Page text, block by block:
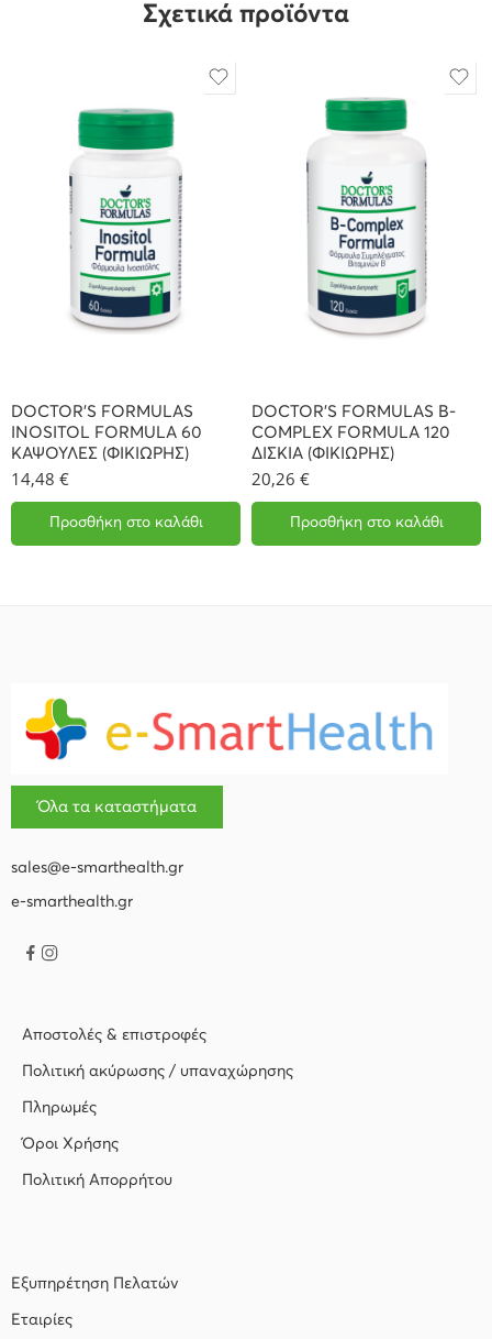
Σχετικά προϊόντα
DOCTOR’S FORMULAS
INOSITOL FORMULA 60
ΚΑΨΟΥΛΕΣ (ΦΙΚΙΩΡΗΣ)
14,48 €
Προσθήκη στο καλάθι
DOCTOR’S FORMULAS B-
COMPLEX FORMULA 120
ΔΙΣΚΙΑ (ΦΙΚΙΩΡΗΣ)
20,26 €
Προσθήκη στο καλάθι
Όλα τα καταστήματα
sales@e-smarthealth.gr
e-smarthealth.gr
Αποστολές & επιστροφές
Πολιτική ακύρωσης / υπαναχώρησης
Πληρωμές
Όροι Χρήσης
Πολιτική Απορρήτου
Εξυπηρέτηση Πελατών
Εταιρίες